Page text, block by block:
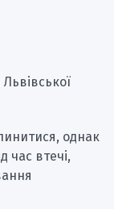
однак
час втечі,